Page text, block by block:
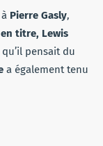
Pierre Gasly,
titre, Lewis
pensait du
a également tenu